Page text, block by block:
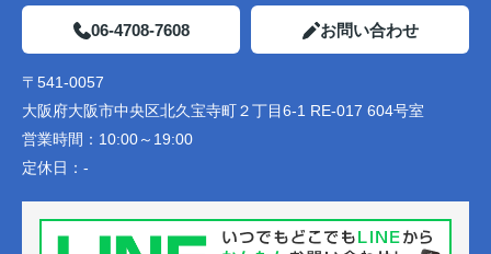
06-4708-7608 お問い合わせ
〒541-0057
大阪府大阪市中央区北久宝寺町２丁目6-1 RE-017 604号室
営業時間： 10:00～19:00
定休日： -